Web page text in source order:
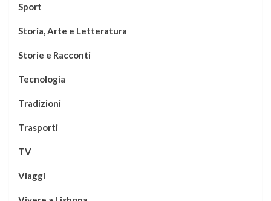
Sport
Storia, Arte e Letteratura
Storie e Racconti
Tecnologia
Tradizioni
Trasporti
TV
Viaggi